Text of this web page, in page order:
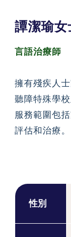
譚潔瑜女
言語治療師
擁有殘疾人
聽障特殊學
服務範圍包
評估和治療。
性別